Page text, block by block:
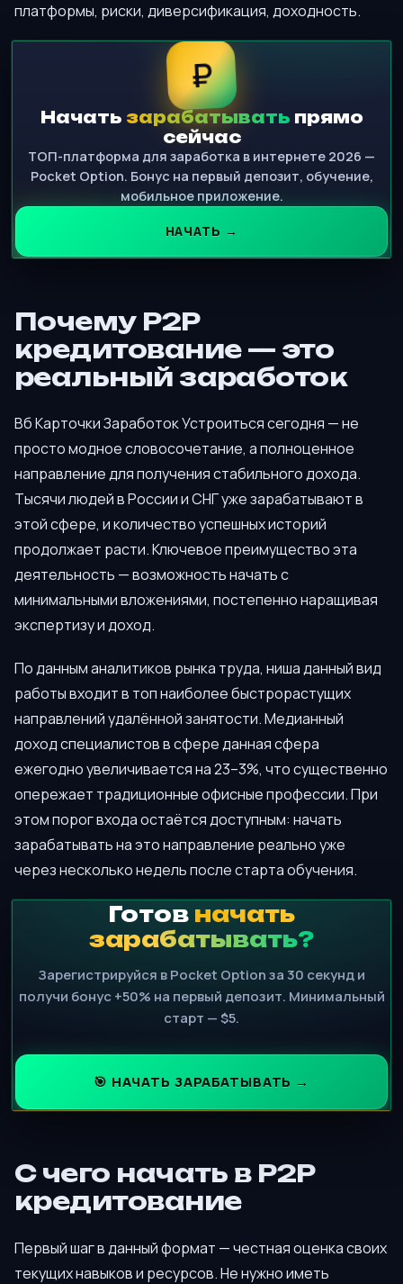
платформы, риски, диверсификация, доходность.
₽
Начать зарабатывать прямо
сейчас
ТОП-платформа для заработка в интернете 2026 —
Pocket Option. Бонус на первый депозит, обучение,
мобильное приложение.
НАЧАТЬ →
Почему P2P
кредитование — это
реальный заработок
Вб Карточки Заработок Устроиться сегодня — не
просто модное словосочетание, а полноценное
направление для получения стабильного дохода.
Тысячи людей в России и СНГ уже зарабатывают в
этой сфере, и количество успешных историй
продолжает расти. Ключевое преимущество эта
деятельность — возможность начать с
минимальными вложениями, постепенно наращивая
экспертизу и доход.
По данным аналитиков рынка труда, ниша данный вид
работы входит в топ наиболее быстрорастущих
направлений удалённой занятости. Медианный
доход специалистов в сфере данная сфера
ежегодно увеличивается на 23–3%, что существенно
опережает традиционные офисные профессии. При
этом порог входа остаётся доступным: начать
зарабатывать на это направление реально уже
через несколько недель после старта обучения.
Готов начать
зарабатывать?
Зарегистрируйся в Pocket Option за 30 секунд и
получи бонус +50% на первый депозит. Минимальный
старт — $5.
🎯 НАЧАТЬ ЗАРАБАТЫВАТЬ →
С чего начать в P2P
кредитование
Первый шаг в данный формат — честная оценка своих
текущих навыков и ресурсов. Не нужно иметь